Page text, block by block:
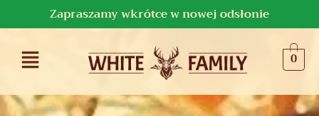
Zapraszamy wkrótce w nowej odsłonie
0